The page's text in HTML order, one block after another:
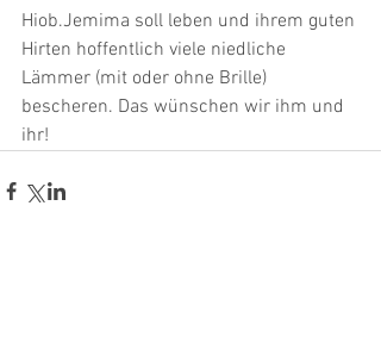
Hiob.Jemima soll leben und ihrem guten
Hirten hoffentlich viele niedliche
Lämmer (mit oder ohne Brille)
bescheren. Das wünschen wir ihm und
ihr!